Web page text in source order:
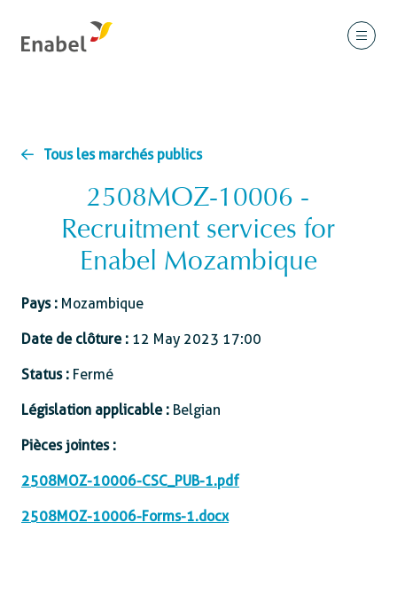
Tous les marchés publics
2508MOZ-10006 -
Recruitment services for
Enabel Mozambique
Pays : Mozambique
Date de clôture : 12 May 2023 17:00
Status : Fermé
Législation applicable : Belgian
Pièces jointes :
2508MOZ-10006-CSC_PUB-1.pdf
2508MOZ-10006-Forms-1.docx